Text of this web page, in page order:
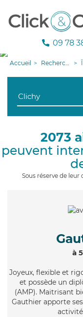
09 78
Accueil Recherche aide à domicile
2073
peuvent
Sous réserve de
à
Joyeux, flexible et
et possède un
(AMP). Maitrisant
Gauthier apporte